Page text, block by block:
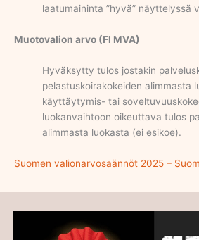
laatumaininta ”hyvä” näyttelyssä
Muotovalion arvo (FI MVA)
Hyväksytty tulos jostakin
pelastuskoirakokeiden alimmasta
käyttäytymis- tai
luokanvaihtoon oikeuttava tulos
alimmasta luokasta (ei esikoe).
Suomen valionarvosäännöt 2025 –